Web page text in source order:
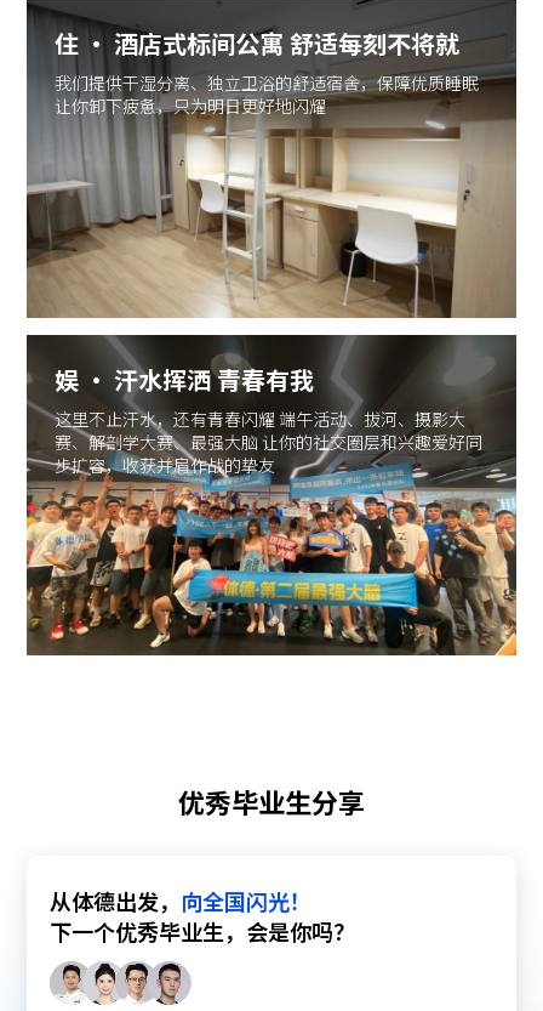
住 · 酒店式标间公寓 舒适每刻不将就
我们提供干湿分离、独立卫浴的舒适宿舍，保障优质睡眠
让你卸下疲惫，只为明日更好地闪耀
娱 · 汗水挥洒 青春有我
这里不止汗水，还有青春闪耀 端午活动、拔河、摄影大
赛、解剖学大赛、最强大脑 让你的社交圈层和兴趣爱好同
步扩容，收获并肩作战的挚友
优秀毕业生分享
从体德出发， 向全国闪光！
下一个优秀毕业生，会是你吗？